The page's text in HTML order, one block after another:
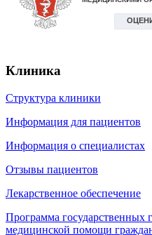
Клиника
Структура клиники
Информация для пациентов
Информация о специалистах
Отзывы пациентов
Лекарственное обеспечение
Программа государственных
медицинской помощи